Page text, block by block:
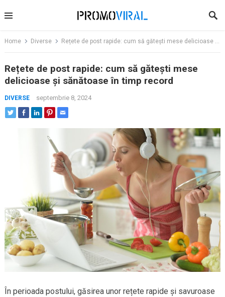
to
Home Diverse Rețete de post rapide: cum să gătești mese delicioase și sănătoase în timp record
Rețete de post rapide: cum să gătești mese
delicioase și sănătoase în timp record
DIVERSE septembrie 8, 2024
În perioada postului, găsirea unor rețete rapide și savuroase